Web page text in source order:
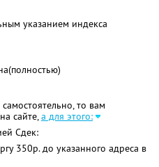
указанием индекса
то вам
сайте,а для этого:
Сдек:
350р. до указанного адреса в